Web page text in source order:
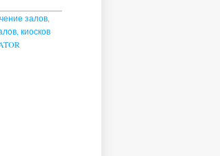
залов,
киосков